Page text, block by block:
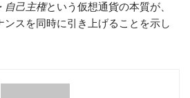
自己主権という仮想通貨の本質が、
スを同時に引き上げることを示し